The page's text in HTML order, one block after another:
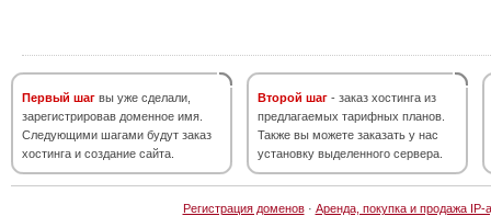
Первый шаг вы уже сделали,
зарегистрировав доменное имя.
Следующими шагами будут заказ
хостинга и создание сайта.
Второй шаг - заказ хостинга из
предлагаемых тарифных планов.
Также вы можете заказать у нас
установку выделенного сервера.
Регистрация доменов· Аренда, покупка и продажа IP-